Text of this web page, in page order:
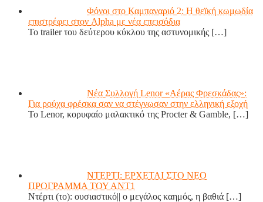
Φόνοι στο Καμπαναριό 2: Η θεϊκή κωμωδία
επιστρέφει στον Alpha με νέα επεισόδια
Το trailer του δεύτερου κύκλου της αστυνομικής […]
Νέα Συλλογή Lenor «Αέρας Φρεσκάδας»:
Για ρούχα φρέσκα σαν να στέγνωσαν στην ελληνική εξοχή
Το Lenor, κορυφαίο μαλακτικό της Procter & Gamble, […]
ΝΤΕΡΤΙ: ΕΡΧΕΤΑΙ ΣΤΟ ΝΕΟ
ΠΡΟΓΡΑΜΜΑ ΤΟΥ ΑΝΤ1
Ντέρτι (το): ουσιαστικό|| ο μεγάλος καημός, η βαθιά […]